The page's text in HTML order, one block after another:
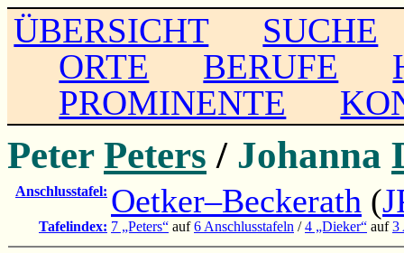
ÜBERSICHT
SUCHE
ORTE
BERUFE
PROMINENTE
Peter Peters / Johanna
Anschlusstafel: Oetker–Beckerath (
Tafelindex: 7 „Peters“ auf6 Anschlusstafeln /4 „Dieker“ auf3